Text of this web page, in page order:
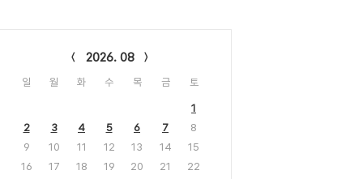
2026. 08
일 월 화 수 목 금 토
1
2
3 4 5 6 7
8
9
10 11 12 13 14
15
16
17 18 19 20 21
22